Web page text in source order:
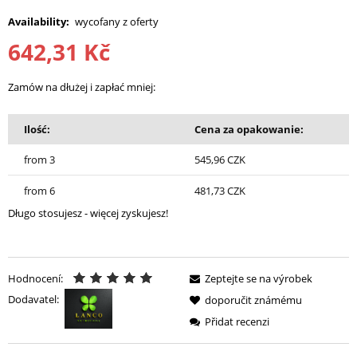
Availability: wycofany z oferty
642,31 Kč
Zamów na dłużej i zapłać mniej:
Ilość: Cena za opakowanie:
from 3 545,96 CZK
from 6
481,73 CZK
Długo stosujesz - więcej zyskujesz!
Hodnocení:
Dodavatel:
Zeptejte se na výrobek
doporučit známému
Přidat recenzi